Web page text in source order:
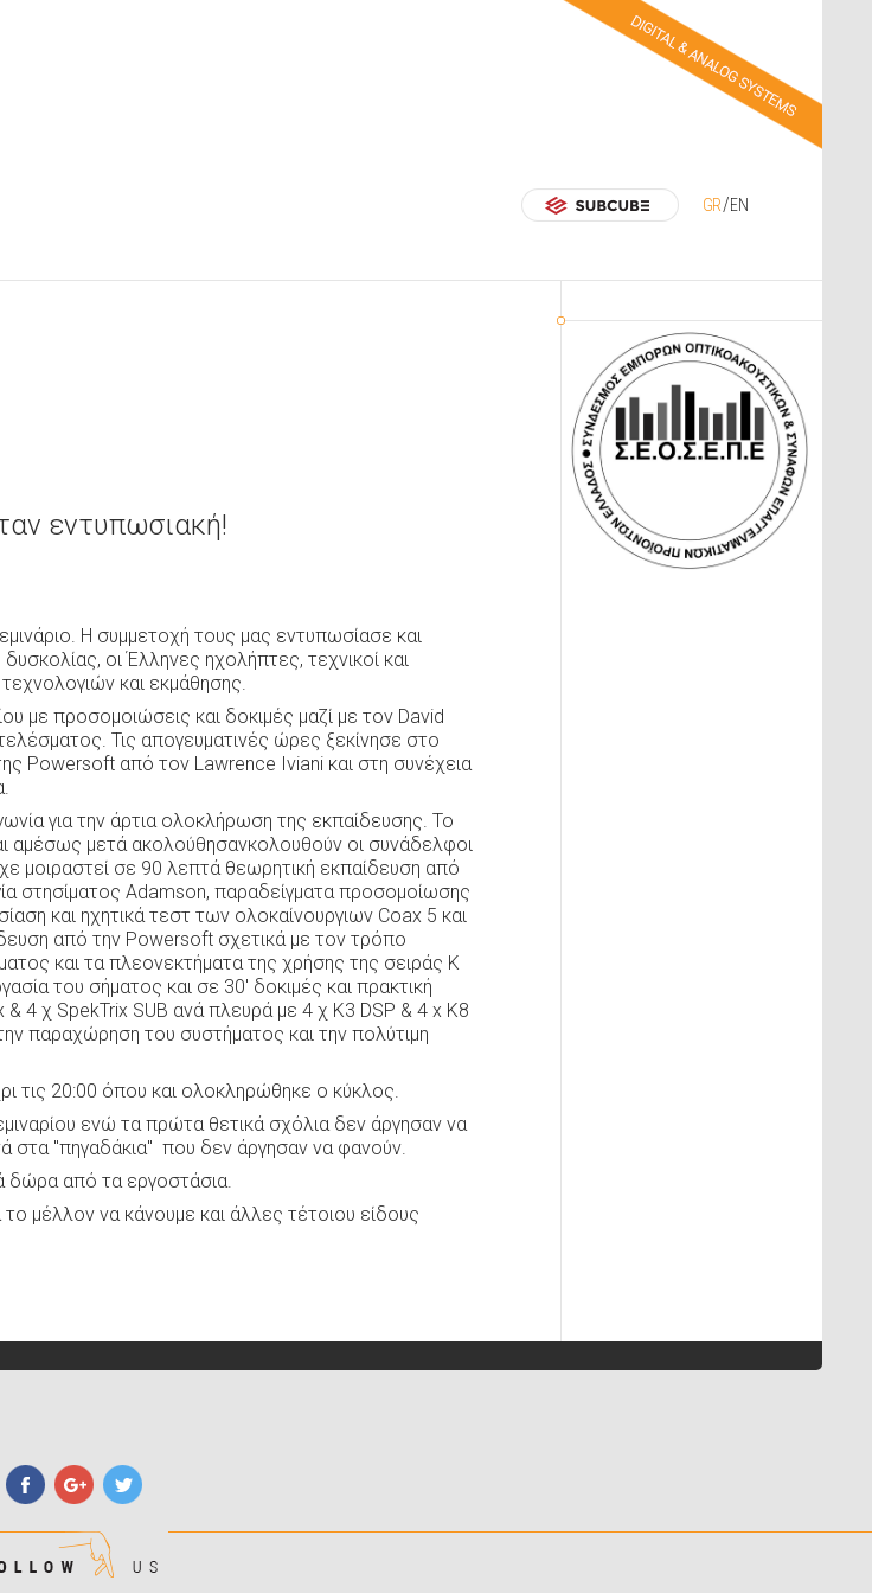
GR EN
εντυπωσιακή!
Η συμμετοχή τους μας εντυπωσίασε και
οι Έλληνες ηχολήπτες, τεχνικοί και
και εκμάθησης.
με προσομοιώσεις και δοκιμές μαζί με τον David
Τις απογευματινές ώρες ξεκίνησε στο
Powersoft από τον Lawrence Iviani και στη συνέχεια
για την άρτια ολοκλήρωση της εκπαίδευσης. Το
αμέσως μετά ακολούθησανκολουθούν οι συνάδελφοι
μοιραστεί σε 90 λεπτά θεωρητική εκπαίδευση από
στησίματος Adamson, παραδείγματα προσομοίωσης
και ηχητικά τεστ των ολοκαίνουργιων Coax 5 και
από την Powersoft σχετικά με τον τρόπο
και τα πλεονεκτήματα της χρήσης της σειράς Κ
του σήματος και σε 30' δοκιμές και πρακτική
4 χ SpekTrix SUB ανά πλευρά με 4 χ Κ3 DSP & 4 x K8
παραχώρηση του συστήματος και την πολύτιμη
τις 20:00 όπου και ολοκληρώθηκε ο κύκλος.
ενώ τα πρώτα θετικά σχόλια δεν άργησαν να
στα "πηγαδάκια" που δεν άργησαν να φανούν.
δώρα από τα εργοστάσια.
μέλλον να κάνουμε και άλλες τέτοιου είδους